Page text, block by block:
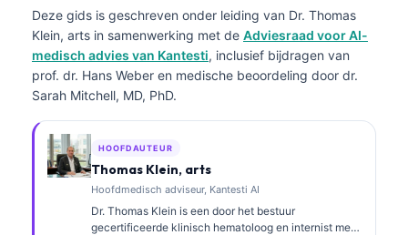
Deze gids is geschreven onder leiding van Dr. Thomas
Klein, arts in samenwerking met de Adviesraad voor AI-
medisch advies van Kantesti, inclusief bijdragen van
prof. dr. Hans Weber en medische beoordeling door dr.
Sarah Mitchell, MD, PhD.
HOOFDAUTEUR
Thomas Klein, arts
Hoofdmedisch adviseur, Kantesti AI
Dr. Thomas Klein is een door het bestuur
gecertificeerde klinisch hematoloog en internist met